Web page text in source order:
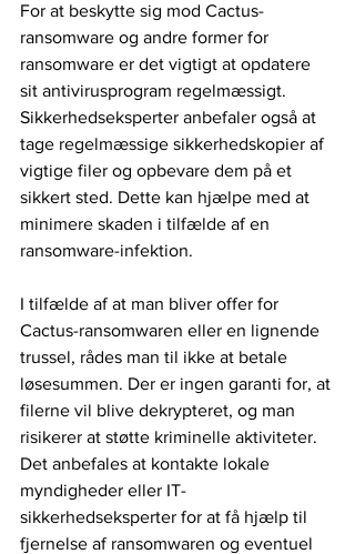
For at beskytte sig mod Cactus-
ransomware og andre former for
ransomware er det vigtigt at opdatere
sit antivirusprogram regelmæssigt.
Sikkerhedseksperter anbefaler også at
tage regelmæssige sikkerhedskopier af
vigtige filer og opbevare dem på et
sikkert sted. Dette kan hjælpe med at
minimere skaden i tilfælde af en
ransomware-infektion.
I tilfælde af at man bliver offer for
Cactus-ransomwaren eller en lignende
trussel, rådes man til ikke at betale
løsesummen. Der er ingen garanti for, at
filerne vil blive dekrypteret, og man
risikerer at støtte kriminelle aktiviteter.
Det anbefales at kontakte lokale
myndigheder eller IT-
sikkerhedseksperter for at få hjælp til
fjernelse af ransomwaren og eventuel